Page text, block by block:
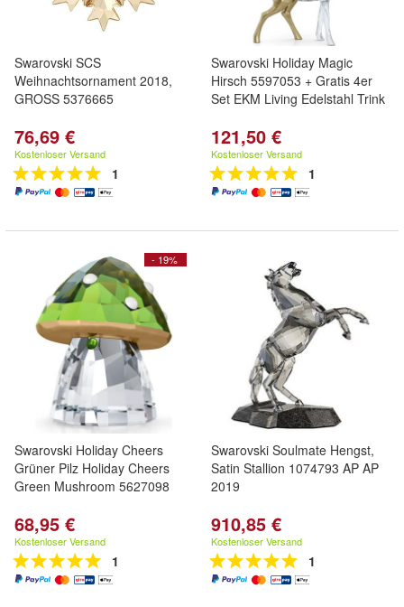
Swarovski SCS
Weihnachtsornament 2018,
GROSS 5376665
76,69 €
Kostenloser Versand
1
Swarovski Holiday Magic
Hirsch 5597053 + Gratis 4er
Set EKM Living Edelstahl Trink
121,50 €
Kostenloser Versand
1
- 19%
Swarovski Holiday Cheers
Grüner Pilz Holiday Cheers
Green Mushroom 5627098
68,95 €
Kostenloser Versand
1
Swarovski Soulmate Hengst,
Satin Stallion 1074793 AP AP
2019
910,85 €
Kostenloser Versand
1